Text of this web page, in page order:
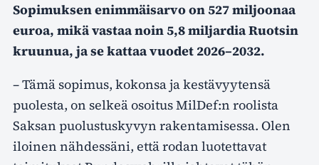
Sopimuksen enimmäisarvo on 527 miljoonaa
euroa, mikä vastaa noin 5,8 miljardia Ruotsin
kruunua, ja se kattaa vuodet 2026–2032.
– Tämä sopimus, kokonsa ja kestävyytensä
puolesta, on selkeä osoitus MilDef:n roolista
Saksan puolustuskyvyn rakentamisessa. Olen
iloinen nähdessäni, että rodan luotettavat